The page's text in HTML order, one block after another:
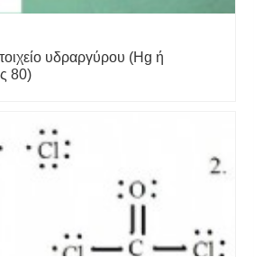
υδραργύρου (Hg ή
80)